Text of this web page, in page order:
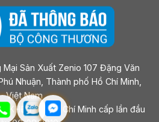
Sản Xuất Zenio 107 Đặng Văn
Nhuận, Thành phố Hồ Chí Minh,
Việt Nam
KHĐT Tp Hồ Chí Minh cấp lần đầu